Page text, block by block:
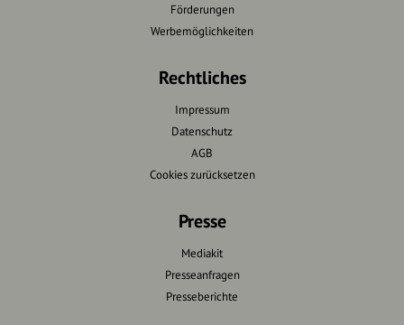
Förderungen
Werbemöglichkeiten
Rechtliches
Impressum
Datenschutz
AGB
Cookies zurücksetzen
Presse
Mediakit
Presseanfragen
Presseberichte